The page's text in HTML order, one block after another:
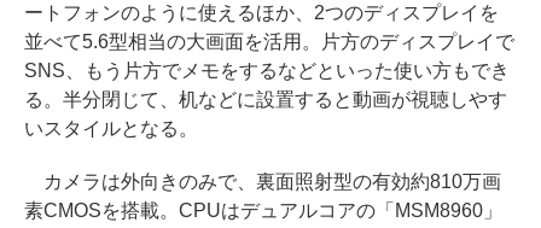
ートフォンのように使えるほか、2つのディスプレイを
並べて5.6型相当の大画面を活用。片方のディスプレイで
SNS、もう片方でメモをするなどといった使い方もでき
る。半分閉じて、机などに設置すると動画が視聴しやす
いスタイルとなる。
カメラは外向きのみで、裏面照射型の有効約810万画
素CMOSを搭載。CPUはデュアルコアの「MSM8960」